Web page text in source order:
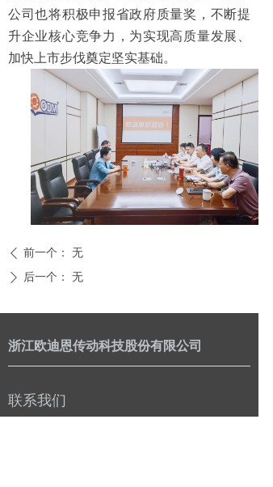
公司也将积极申报省政府质量奖，不断提
升企业核心竞争力，为实现高质量发展、
加快上市步伐奠定坚实基础。
ꄴ 前一个： 无
ꄲ 后一个： 无
联系我们
浙江欧迪恩传动科技股份有限公司